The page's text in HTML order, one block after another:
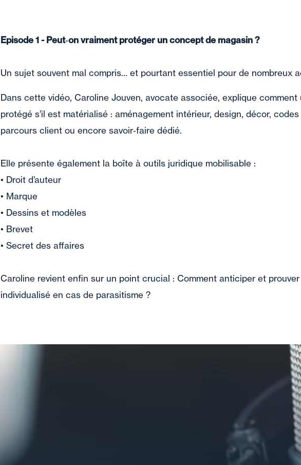
Episode 1 - Peut‑on vraiment protéger un concept de magasin ?
Un sujet souvent mal compris… et pourtant essentiel pour de nombreux
Dans cette vidéo, Caroline Jouven, avocate associée, explique
protégé s’il est matérialisé : aménagement intérieur, design, décor,
parcours client ou encore savoir‑faire dédié.
Elle présente également la boîte à outils juridique mobilisable :
• Droit d’auteur
• Marque
• Dessins et modèles
• Brevet
• Secret des affaires
Caroline revient enfin sur un point crucial : Comment anticiper et
individualisé en cas de parasitisme ?